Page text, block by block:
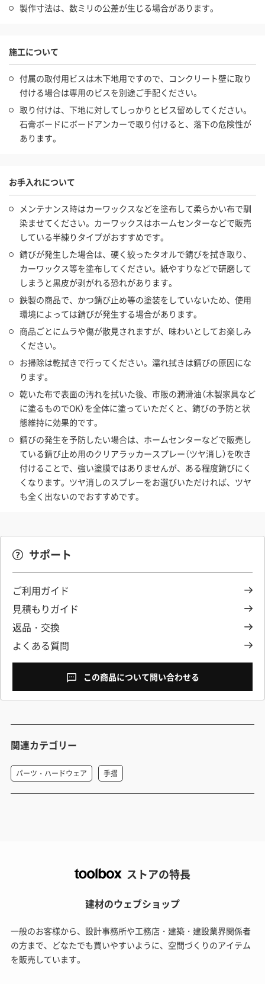
製作寸法は、数ミリの公差が生じる場合があります。
施工について
付属の取付用ビスは木下地用ですので、コンクリート壁に取り
付ける場合は専用のビスを別途ご手配ください。
取り付けは、下地に対してしっかりとビス留めしてください。
石膏ボードにボードアンカーで取り付けると、落下の危険性が
あります。
お手入れについて
メンテナンス時はカーワックスなどを塗布して柔らかい布で馴
染ませてください。カーワックスはホームセンターなどで販売
している半練りタイプがおすすめです。
錆びが発生した場合は、硬く絞ったタオルで錆びを拭き取り、
カーワックス等を塗布してください。紙やすりなどで研磨して
しまうと黒皮が剥がれる恐れがあります。
鉄製の商品で、かつ錆び止め等の塗装をしていないため、使用
環境によっては錆びが発生する場合があります。
商品ごとにムラや傷が散見されますが、味わいとしてお楽しみ
ください。
お掃除は乾拭きで行ってください。濡れ拭きは錆びの原因にな
ります。
乾いた布で表面の汚れを拭いた後、市販の潤滑油（木製家具など
に塗るものでOK）を全体に塗っていただくと、錆びの予防と状
態維持に効果的です。
錆びの発生を予防したい場合は、ホームセンターなどで販売し
ている錆び止め用のクリアラッカースプレー（ツヤ消し）を吹き
付けることで、強い塗膜ではありませんが、ある程度錆びにく
くなります。ツヤ消しのスプレーをお選びいただければ、ツヤ
も全く出ないのでおすすめです。
サポート
ご利用ガイド
見積もりガイド
返品・交換
よくある質問
この商品について問い合わせる
関連カテゴリー
パーツ・ハードウェア 手摺
ストアの特長
建材のウェブショップ
一般のお客様から、設計事務所や工務店・建築・建設業界関係者
の方まで、どなたでも買いやすいように、空間づくりのアイテム
を販売しています。